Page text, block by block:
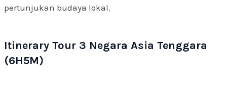
pertunjukan budaya lokal.
Itinerary Tour 3 Negara Asia Tenggara
(6H5M)